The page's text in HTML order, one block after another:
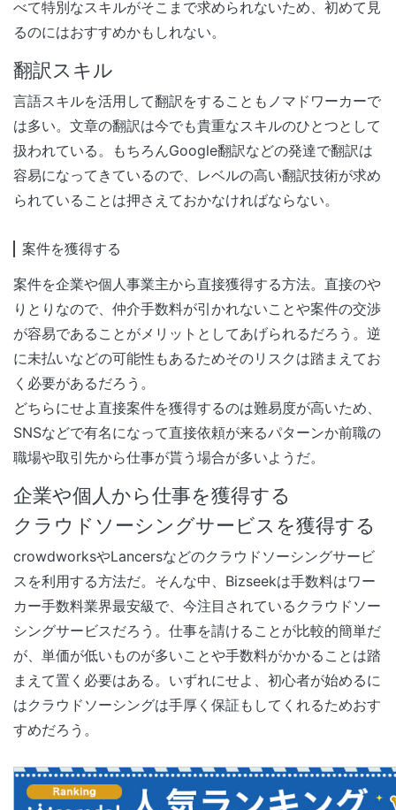
べて特別なスキルがそこまで求められないため、初めて見
るのにはおすすめかもしれない。
翻訳スキル
言語スキルを活用して翻訳をすることもノマドワーカーで
は多い。文章の翻訳は今でも貴重なスキルのひとつとして
扱われている。もちろんGoogle翻訳などの発達で翻訳は
容易になってきているので、レベルの高い翻訳技術が求め
られていることは押さえておかなければならない。
案件を獲得する
案件を企業や個人事業主から直接獲得する方法。直接のや
りとりなので、仲介手数料が引かれないことや案件の交渉
が容易であることがメリットとしてあげられるだろう。逆
に未払いなどの可能性もあるためそのリスクは踏まえてお
く必要があるだろう。
どちらにせよ直接案件を獲得するのは難易度が高いため、
SNSなどで有名になって直接依頼が来るパターンか前職の
職場や取引先から仕事が貰う場合が多いようだ。
企業や個人から仕事を獲得する
クラウドソーシングサービスを獲得する
crowdworksやLancersなどのクラウドソーシングサービ
スを利用する方法だ。そんな中、Bizseekは手数料はワー
カー手数料業界最安級で、今注目されているクラウドソー
シングサービスだろう。仕事を請けることが比較的簡単だ
が、単価が低いものが多いことや手数料がかかることは踏
まえて置く必要はある。いずれにせよ、初心者が始めるに
はクラウドソーシングは手厚く保証もしてくれるためおす
すめだろう。